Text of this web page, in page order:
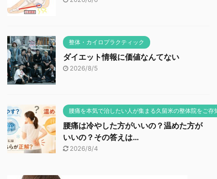
整体・カイロプラクティック
ダイエット情報に価値なんてない
2026/8/5
腰痛を本気で治したい人が集まる久留米の整体院をご存
腰痛は冷やした方がいいの？温めた方が
いいの？その答えは…
2026/8/4